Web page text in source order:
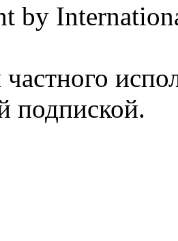
by
подпиской.